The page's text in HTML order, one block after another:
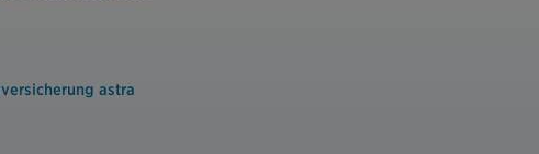
astra